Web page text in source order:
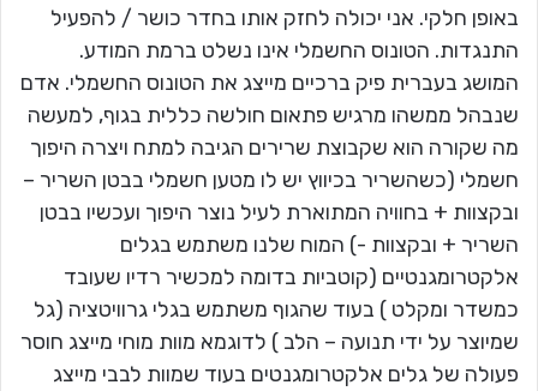
באופן חלקי. אני יכולה לחזק אותו בחדר כושר / להפעיל
התנגדות. הטונוס החשמלי אינו נשלט ברמת המודע.
המושג בעברית פיק ברכיים מייצג את הטונוס החשמלי. אדם
שנבהל ממשהו מרגיש פתאום חולשה כללית בגוף, למעשה
מה שקורה הוא שקבוצת שרירים הגיבה למתח ויצרה היפוך
חשמלי (כשהשריר בכיווץ יש לו מטען חשמלי בבטן השריר –
ובקצוות + בחוויה המתוארת לעיל נוצר היפוך ועכשיו בבטן
השריר + ובקצוות -) המוח שלנו משתמש בגלים
אלקטרומגנטיים (קוטביות בדומה למכשיר רדיו שעובד
כמשדר ומקלט ) בעוד שהגוף משתמש בגלי גרוויטציה (גל
שמיוצר על ידי תנועה – הלב ) לדוגמא מוות מוחי מייצג חוסר
פעולה של גלים אלקטרומגנטים בעוד שמוות לבבי מייצג